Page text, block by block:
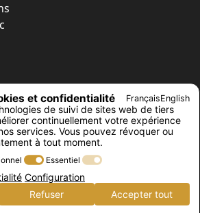
Le Viennois, 2026
et confidentialité FrançaisEnglish
de suivi de sites web de tiers
continuellement votre expérience
services. Vous pouvez révoquer ou
à tout moment.
Essentiel
Configuration
Refuser Accepter tout